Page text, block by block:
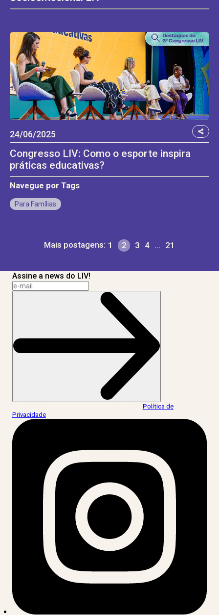
24/06/2025
Congresso LIV: Como o esporte inspira
práticas educativas?
Navegue por Tags
Para Famílias
Mais postagens: 1 2 3 4 … 21
Assine a news do LIV!
Política de
Privacidade.